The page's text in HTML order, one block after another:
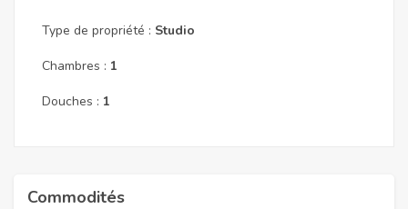
Type de propriété : Studio
Chambres : 1
Douches : 1
Commodités